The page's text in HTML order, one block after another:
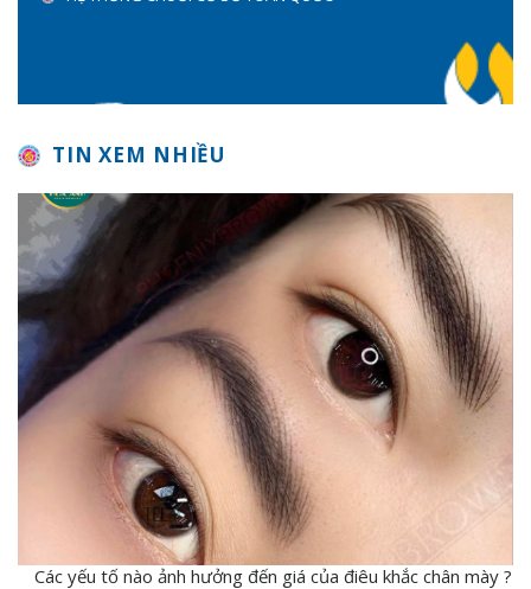
TIN XEM NHIỀU
Các yếu tố nào ảnh hưởng đến giá của điêu khắc chân mày ?